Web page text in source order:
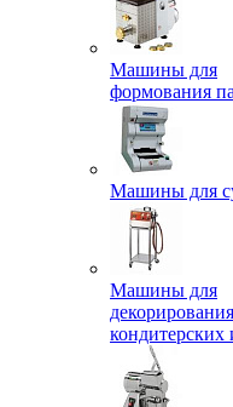
Машины для
формования
Машины для
Машины для
декорирования
кондитерских